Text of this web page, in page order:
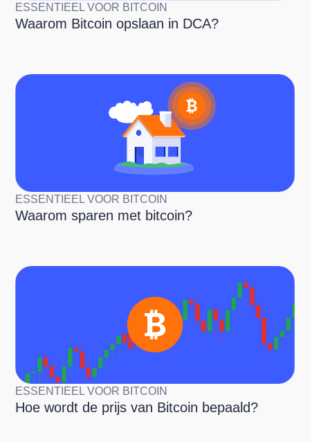
ESSENTIEEL VOOR BITCOIN
Waarom Bitcoin opslaan in DCA?
ESSENTIEEL VOOR BITCOIN
Waarom sparen met bitcoin?
ESSENTIEEL VOOR BITCOIN
Hoe wordt de prijs van Bitcoin bepaald?